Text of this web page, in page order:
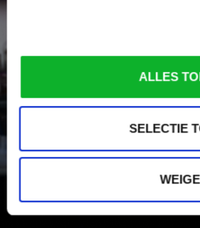
ALLES
SELECTIE
Spoedaanvragen
Last-minute uitval
Grotere
personeel. Je schakelt
nodig is en behoudt altijd